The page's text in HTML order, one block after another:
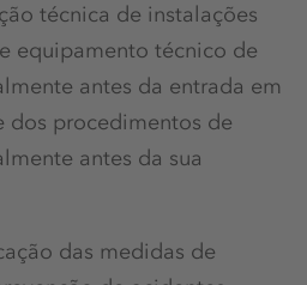
técnica de instalações
equipamento técnico de
antes da entrada em
dos procedimentos de
antes da sua
das medidas de